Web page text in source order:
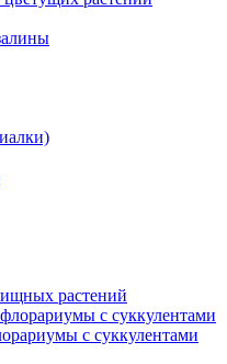
растений
с суккулентами